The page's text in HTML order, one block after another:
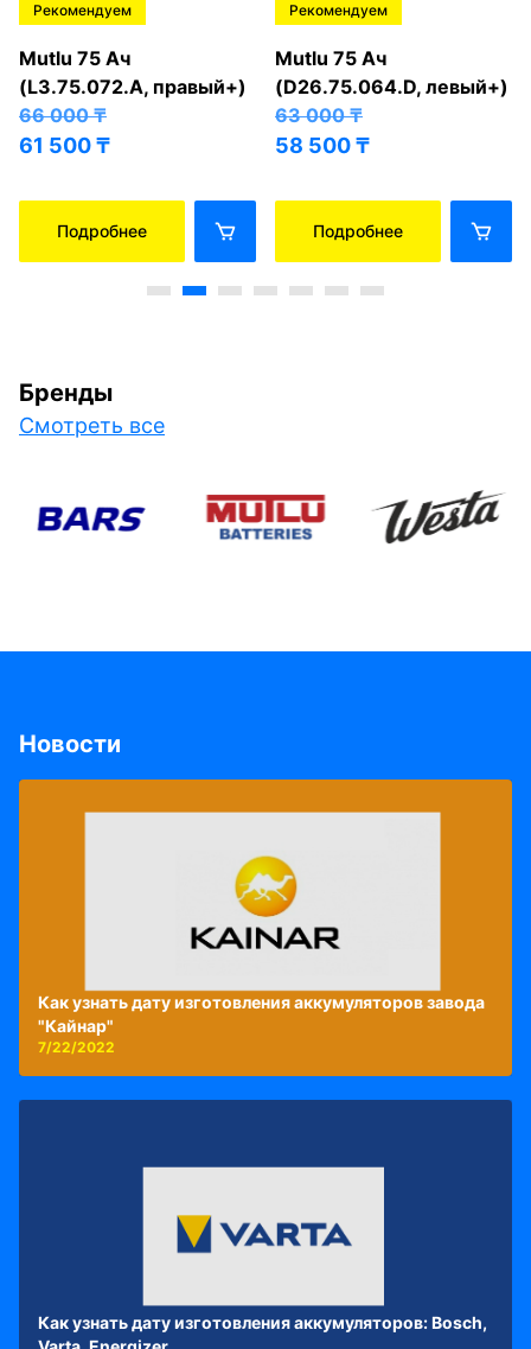
Рекомендуем
Mutlu 75 Ач
(L3.75.072.A, правый+)
66 000₸
61 500₸
Подробнее
Рекомендуем
Mutlu 75 Ач
(D26.75.064.D, левый+)
63 000₸
58 500₸
Подробнее
Бренды
Смотреть все
Новости
Как узнать дату изготовления аккумуляторов завода
"Кайнар"
7/22/2022
Как узнать дату изготовления аккумуляторов: Bosch,